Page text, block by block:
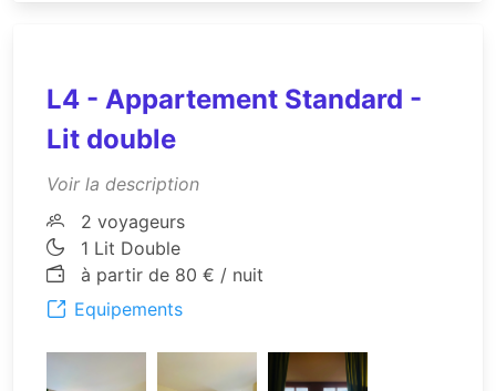
L4 - Appartement Standard -
Lit double
Voir la description
2 voyageurs
1 Lit Double
à partir de 80 € / nuit
Equipements